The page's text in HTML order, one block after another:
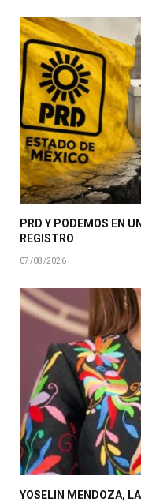
PRD Y PODEMOS EN
REGISTRO
07/08/2026
YOSELIN MENDOZA,